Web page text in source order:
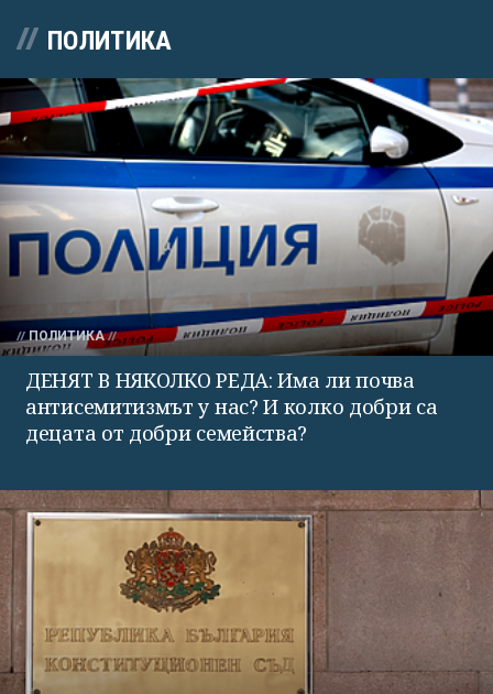
ПОЛИТИКА
ПОЛИТИКА
ДЕНЯТ В НЯКОЛКО РЕДА: Има ли почва
антисемитизмът у нас? И колко добри са
децата от добри семейства?